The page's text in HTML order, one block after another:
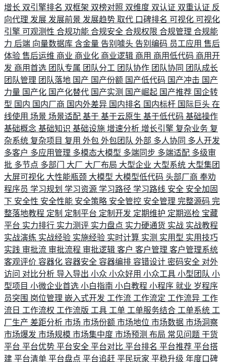
增长 双引擎排名 双框架 双榜对照 双维度 双认证 双重认证 反
向代理 发展 发展前景 发展趋势 取代 口碑排名 可视化 可视化
引擎 可观测性 合规功能 合规安全 合规权限 合规管理 合规能
力 后端 向量数据库 含金量 告别噱头 告别编码 员工应用 售后
体验 售后运维 商业 商业化 商业逻辑 商用 商用低代码 商用开
发 商用首选 团队专属 团队分工 团队协作 团队协同 团队成长
团队管理 团队落地 国产 国产份额 国产低代码 国产冲击 国产
力量 国产化 国产化替代 国产实测 国产崛起 国产推荐 国企转
型 国内 国内厂商 国内外差异 国内排名 国内标杆 国际巨头 在
线使用 场景 场景适配 基于 基于云原生 基于低代码 基础操作
基础概念 基础知识 基础设施 增速分析 增长引擎 复杂业务 复
杂系统 复杂项目 复用 外包 外包团队 外部 多人协同 多人开发
多客户 多应用管理 多模态大模型 多端同步 多端适配 多级审
批 多节点 多部门 大厂 大厂布局 大型企业 大型系统 大型集团
大屏可视化 大性能瓶颈 大模型 大模型低代码 头部厂商 奉劝
程序员 学习规划 学习资源 学习路径 学习路线 安全 安全加固
下 安全性 安全性能 安全策略 安全管控 安全管理 完整源码 完
整落地教程 定制 定制平台 定制开发 定期维护 定期巡检 宝藏
平台 实力排行 实力测评 实力盘点 实力硬通货 实战 实战教程
实战演练 实战经验 实施经验 实时计算 实测 实用型 实用技巧
实践 审批流 审批流程 审批逻辑 客户 客户管理 客户管理系统
客观评价 容器化 容器安全 容器编排 容错设计 密码安全 对外
访问 对比分析 导入导出 小众 小众好用 小众工具 小型团队 小
型项目 小微企业首选 小白指南 小白教程 小程序 就业 岁程序
员突围 岗位管理 嵌入式开发 工作流 工作流定 工作流异 工作
流日 工作流权 工作流版 工具 工单 工单服务结合 工单系统 工
厂生产 差距分析 市场 市场份额 市场地位 市场数据 市场洞察
市场爆发 市场规模 市场集中度 市场预测 布局 常见问题 干货
平台 平台优势 平台安全 平台对比 平台排名 平台推荐 平台搭
建 平台清单 平台盘点 平台追赶 平民玩家 平稳升级 年度口碑